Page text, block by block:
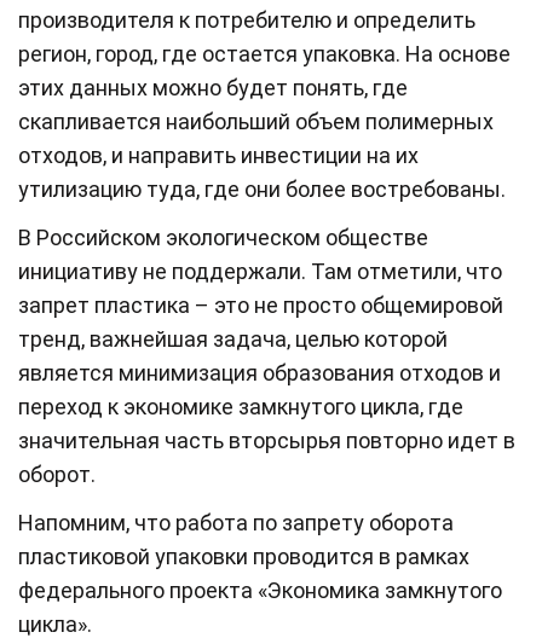
производителя к потребителю и определить
регион, город, где остается упаковка. На основе
этих данных можно будет понять, где
скапливается наибольший объем полимерных
отходов, и направить инвестиции на их
утилизацию туда, где они более востребованы.
В Российском экологическом обществе
инициативу не поддержали. Там отметили, что
запрет пластика – это не просто общемировой
тренд, важнейшая задача, целью которой
является минимизация образования отходов и
переход к экономике замкнутого цикла, где
значительная часть вторсырья повторно идет в
оборот.
Напомним, что работа по запрету оборота
пластиковой упаковки проводится в рамках
федерального проекта «Экономика замкнутого
цикла».